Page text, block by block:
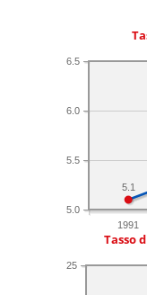
1991
5.0
5.5
6.0
6.5
5.1
Tasso
25